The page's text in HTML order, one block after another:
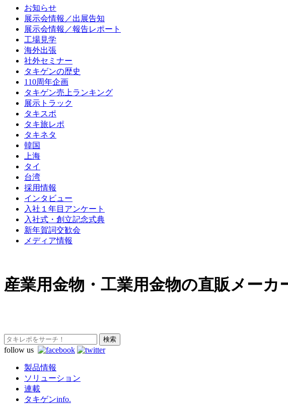
お知らせ
展示会情報／出展告知
展示会情報／報告レポート
工場見学
海外出張
社外セミナー
タキゲンの歴史
110周年企画
タキゲン売上ランキング
展示トラック
タキスポ
タキ旅レポ
タキネタ
韓国
上海
タイ
台湾
採用情報
インタビュー
入社１年目アンケート
入社式・創立記念式典
新年賀詞交歓会
メディア情報
産業用金物・工業用金物の直販メー
follow us
製品情報
ソリューション
連載
タキゲンinfo.